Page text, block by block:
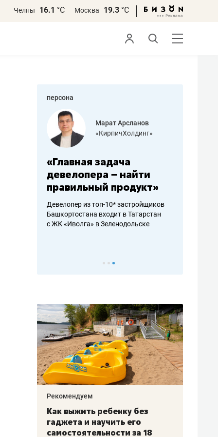
Челны 16.1 °С Москва 19.3 °С
персона
Марат Арсланов
«КирпичХолдинг»
«Главная задача
девелопера – найти
правильный продукт»
Девелопер из топ-10* застройщиков
Башкортостана входит в Татарстан
с ЖК «Иволга» в Зеленодольске
–
Рекомендуем
Как выжить ребенку без
гаджета и научить его
самостоятельности за 18